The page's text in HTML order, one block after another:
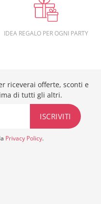
IDEA REGALO PER OGNI PARTY
riceverai offerte, sconti e
di tutti gli altri.
Privacy Policy.